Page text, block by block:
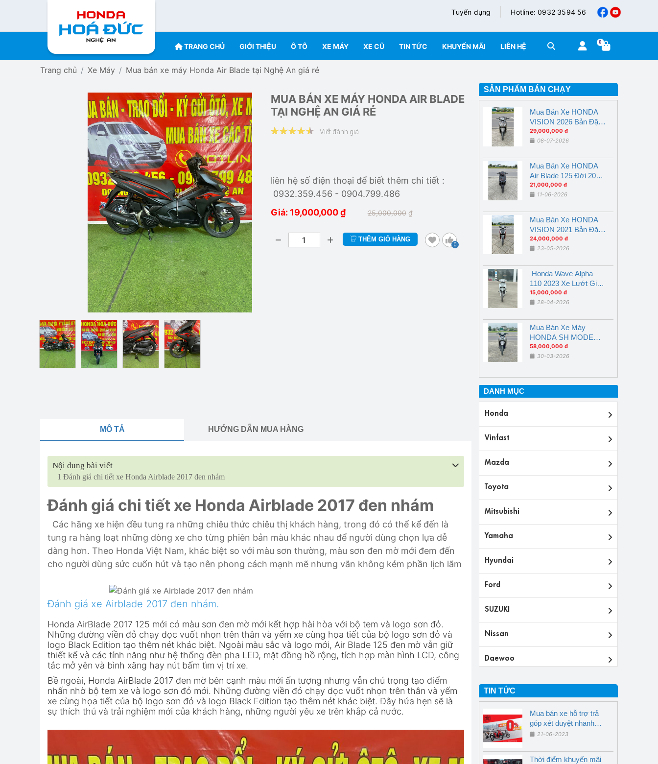
Tuyển dụng Hotline: 0932 3594 56
TRANG CHỦ GIỚI THIỆU Ô TÔ XE MÁY XE CŨ TIN TỨC KHUYẾN MÃI LIÊN HỆ 0
Trang chủ Xe Máy Mua bán xe máy Honda Air Blade tại Nghệ An giá rẻ
MUA BÁN XE MÁY HONDA AIR BLADE
TẠI NGHỆ AN GIÁ RẺ
Viết đánh giá
liên hệ số điện thoại để biết thêm chi tiết :
0932.359.456 - 0904.799.486
Giá: 19,000,000₫ 25,000,000 ₫
THÊM GIỎ HÀNG
0
MÔ TẢ HƯỚNG DẪN MUA HÀNG
Nội dung bài viết
1 Đánh giá chi tiết xe Honda Airblade 2017 đen nhám
Đánh giá chi tiết xe Honda Airblade 2017 đen nhám
Các hãng xe hiện đều tung ra những chiêu thức chiêu thị khách hàng, trong đó có thể kể đến là
tung ra hàng loạt những dòng xe cho từng phiên bản màu khác nhau để người dùng chọn lựa dễ
dàng hơn. Theo Honda Việt Nam, khác biệt so với màu sơn thường, màu sơn đen mờ mới đem đến
cho người dùng sức cuốn hút và tạo nên phong cách mạnh mẽ nhưng vẫn không kém phần lịch lãm
Đánh giá xe Airblade 2017 đen nhám.
Honda AirBlade 2017 125 mới có màu sơn đen mờ mới kết hợp hài hòa với bộ tem và logo sơn đỏ.
Những đường viền đỏ chạy dọc vuốt nhọn trên thân và yếm xe cùng họa tiết của bộ logo sơn đỏ và
logo Black Edition tạo thêm nét khác biệt. Ngoài màu sắc và logo mới, Air Blade 125 đen mờ vẫn giữ
thiết kế và các tính năng như hệ thống đèn pha LED, mặt đồng hồ rộng, tích hợp màn hình LCD, công
tắc mở yên và bình xăng hay nút bấm tìm vị trí xe.
Bề ngoài, Honda AirBlade 2017 đen mờ bên cạnh màu mới ấn tượng nhưng vẫn chú trọng tạo điểm
nhấn nhờ bộ tem xe và logo sơn đỏ mới. Những đường viền đỏ chạy dọc vuốt nhọn trên thân và yếm
xe cùng họa tiết của bộ logo sơn đỏ và logo Black Edition tạo thêm nét khác biệt. Đây hứa hẹn sẽ là
sự thích thú và trải nghiệm mới của khách hàng, những người yêu xe trên khắp cả nước.
SẢN PHẨM BÁN CHẠY
Mua Bán Xe HONDA
VISION 2026 Bản Đặc
Biệt Nâu Đen Nghệ An
29,000,000 đ
08-07-2026
Mua Bán Xe HONDA
Air Blade 125 Đời 2018
Nghệ An Giá Rẻ
21,000,000 đ
11-06-2026
Mua Bán Xe HONDA
VISION 2021 Bản Đặc
Biệt Đỏ Đen Nghệ An
24,000,000 đ
23-05-2026
Honda Wave Alpha
110 2023 Xe Lướt Giá
Ưu Đãi tại Nghệ An
15,000,000 đ
28-04-2026
Mua Bán Xe Máy
HONDA SH MODE
2026 ABS Xe Lướt
58,000,000 đ
30-03-2026
DANH MỤC
Honda
Vinfast
Mazda
Toyota
Mitsubishi
Yamaha
Hyundai
Ford
SUZUKI
Nissan
Daewoo
TIN TỨC
Mua bán xe hỗ trợ trả
góp xét duyệt nhanh
chóng
21-06-2023
Thời điểm khuyến mãi